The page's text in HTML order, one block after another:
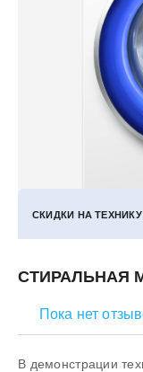
СТИРАЛЬНАЯ
Пока нет
СКИДКИ НА
В демонстрации